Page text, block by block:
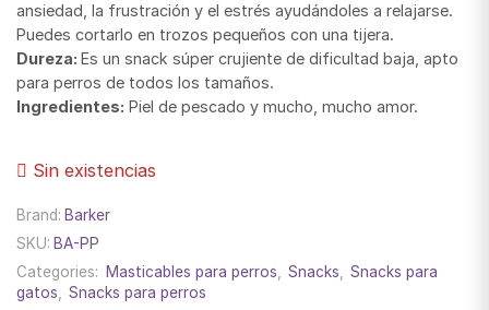
ansiedad, la frustración y el estrés ayudándoles a relajarse.
Puedes cortarlo en trozos pequeños con una tijera.
Dureza: Es un snack súper crujiente de dificultad baja, apto
para perros de todos los tamaños.
Ingredientes: Piel de pescado y mucho, mucho amor.
Sin existencias
Brand: Barker
SKU: BA-PP
Categories:
Masticables para perros Snacks
Snacks para
gatos
Snacks para perros